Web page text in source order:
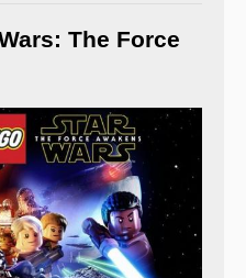
The Force